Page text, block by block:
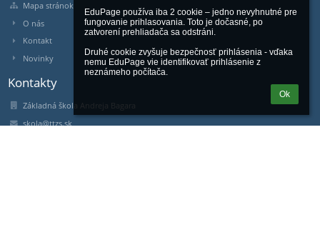
EduPage používa iba 2 cookie – jedno nevyhnutné pre
fungovanie prihlasovania. Toto je dočasné, po
zatvorení prehliadača sa odstráni.
Druhé cookie zvyšuje bezpečnosť prihlásenia - vďaka
nemu EduPage vie identifikovať prihlásenie z
neznámeho počítača.
Ok
Mapa stránok
O nás
Kontakt
Novinky
Kontakty
Základná škola Andreja Bagara
skola@ttzs.sk